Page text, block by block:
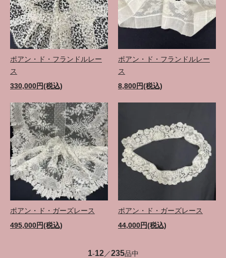
ポアン・ド・フランドルレー
ス
330,000円(税込)
ポアン・ド・フランドルレー
ス
8,800円(税込)
ポアン・ド・ガーズレース
495,000円(税込)
ポアン・ド・ガーズレース
44,000円(税込)
1-12／235品中